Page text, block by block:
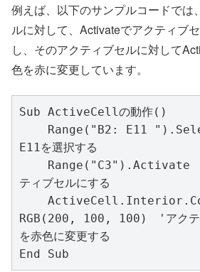
例えば、以下のサンプルコードでは
ルに対して、Activateでアクティブ
し、そのアクティブセルに対して
色を赤に変更しています。
Sub ActiveCellの動作()
E11を選択する
ティブセルにする
RGB(200, 100, 100)　'アクテ
を赤色に変更する
End Sub